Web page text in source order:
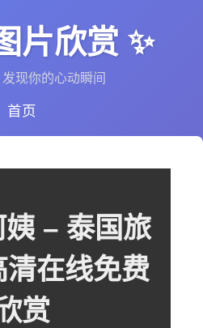
片欣赏 ✨
现你的心动瞬间
首页
– 泰国旅
清在线免费
赏